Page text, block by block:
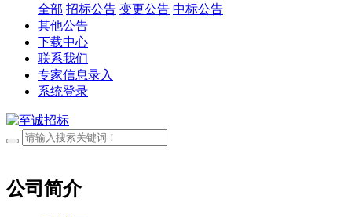
全部 招标公告 变更公告 中标公告
其他公告
下载中心
联系我们
专家信息录入
系统登录
公司简介